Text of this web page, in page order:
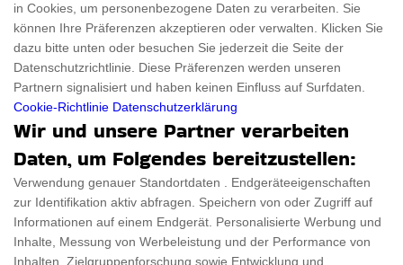
in Cookies, um personenbezogene Daten zu verarbeiten. Sie
können Ihre Präferenzen akzeptieren oder verwalten. Klicken Sie
dazu bitte unten oder besuchen Sie jederzeit die Seite der
Datenschutzrichtlinie. Diese Präferenzen werden unseren
Partnern signalisiert und haben keinen Einfluss auf Surfdaten.
Cookie-Richtlinie Datenschutzerklärung
Wir und unsere Partner verarbeiten
Daten, um Folgendes bereitzustellen:
Verwendung genauer Standortdaten . Endgeräteeigenschaften
zur Identifikation aktiv abfragen. Speichern von oder Zugriff auf
Informationen auf einem Endgerät. Personalisierte Werbung und
Inhalte, Messung von Werbeleistung und der Performance von
Inhalten, Zielgruppenforschung sowie Entwicklung und